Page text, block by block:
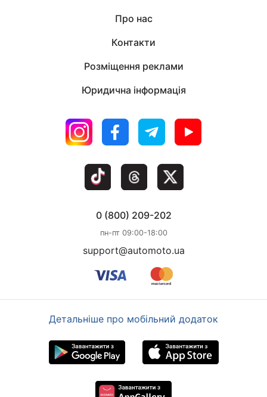
Про нас
Контакти
Розміщення реклами
Юридична інформація
0 (800) 209-202
пн-пт 09:00-18:00
support@automoto.ua
Детальніше про мобільний додаток